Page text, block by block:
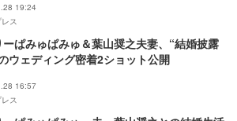
19:24
ス
ーぱみゅぱみゅ＆葉山奨之夫妻、“結婚披露
ウェディング密着2ショット公開
16:57
ス